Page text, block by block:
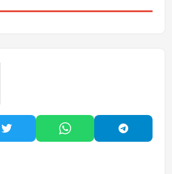
Paylaş
Twitter'da PaylaşWhatsApp'ta Paylaş